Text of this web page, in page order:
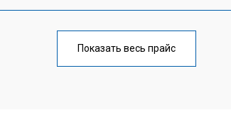
Показать весь прайс